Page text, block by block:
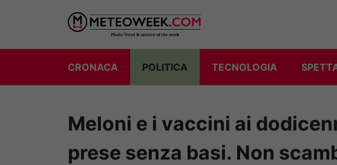
contenuto
CRONACA POLITICA TECNOLOGIA
Meloni e i vaccini ai
prese senza basi. Non